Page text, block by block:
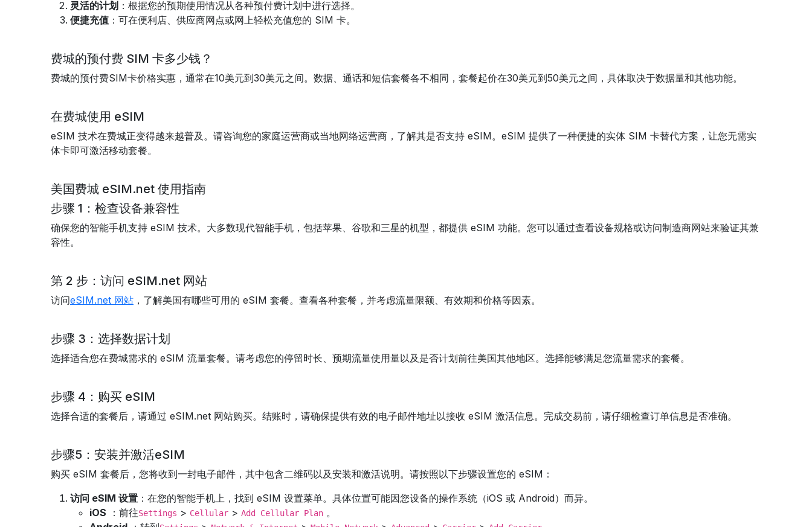
灵活的计划 ：根据您的预期使用情况从各种预付费计划中进行选择。
便捷充值 ：可在便利店、供应商网点或网上轻松充值您的 SIM 卡。
费城的预付费 SIM 卡多少钱？
费城的预付费SIM卡价格实惠，通常在10美元到30美元之间。数据、通话和短信套餐各不相同，套餐起价在30美元到50美元之间，具体取决于数据量和其他功能。
在费城使用 eSIM
eSIM 技术在费城正变得越来越普及。请咨询您的家庭运营商或当地网络运营商，了解其是否支持 eSIM。eSIM 提供了一种便捷的实体 SIM 卡替代方案，让您无需实
体卡即可激活移动套餐。
美国费城 eSIM.net 使用指南
步骤 1：检查设备兼容性
确保您的智能手机支持 eSIM 技术。大多数现代智能手机，包括苹果、谷歌和三星的机型，都提供 eSIM 功能。您可以通过查看设备规格或访问制造商网站来验证其兼
容性。
第 2 步：访问 eSIM.net 网站
访问eSIM.net 网站 ，了解美国有哪些可用的 eSIM 套餐。查看各种套餐，并考虑流量限额、有效期和价格等因素。
步骤 3：选择数据计划
选择适合您在费城需求的 eSIM 流量套餐。请考虑您的停留时长、预期流量使用量以及是否计划前往美国其他地区。选择能够满足您流量需求的套餐。
步骤 4：购买 eSIM
选择合适的套餐后，请通过 eSIM.net 网站购买。结账时，请确保提供有效的电子邮件地址以接收 eSIM 激活信息。完成交易前，请仔细检查订单信息是否准确。
步骤5：安装并激活eSIM
购买 eSIM 套餐后，您将收到一封电子邮件，其中包含二维码以及安装和激活说明。请按照以下步骤设置您的 eSIM：
访问 eSIM 设置 ：在您的智能手机上，找到 eSIM 设置菜单。具体位置可能因您设备的操作系统（iOS 或 Android）而异。
iOS ：前往Settings > Cellular > Add Cellular Plan 。